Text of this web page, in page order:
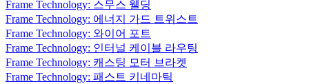
Frame Technology: 스무스 웰딩
Frame Technology: 에너지 가드 트위스트
Frame Technology: 와이어 포트
Frame Technology: 인터널 케이블 라우팅
Frame Technology: 캐스팅 모터 브라켓
Frame Technology: 패스트 키네마틱